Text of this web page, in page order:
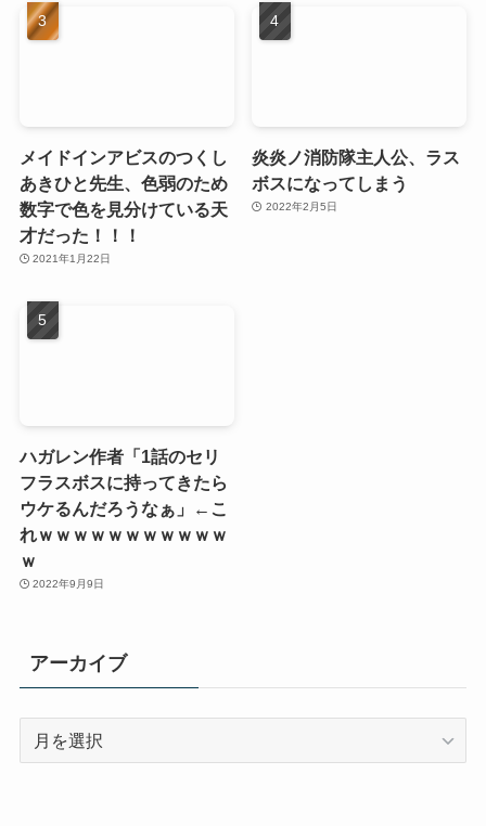
メイドインアビスのつくし
あきひと先生、色弱のため
数字で色を見分けている天
才だった！！！
2021年1月22日
炎炎ノ消防隊主人公、ラス
ボスになってしまう
2022年2月5日
ハガレン作者「1話のセリ
フラスボスに持ってきたら
ウケるんだろうなぁ」←こ
れｗｗｗｗｗｗｗｗｗｗｗ
ｗ
2022年9月9日
アーカイブ